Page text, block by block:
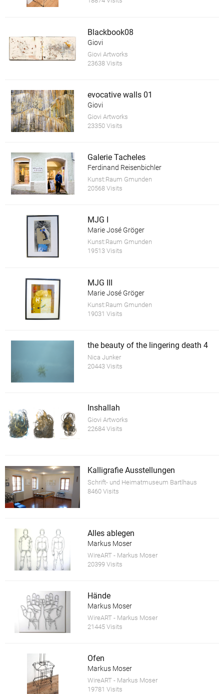
Blackbook08
Giovi
Giovi Artworks
23638 Visits
evocative walls 01
Giovi
Giovi Artworks
23350 Visits
Galerie Tacheles
Ferdinand Reisenbichler
Kunst:Raum Gmunden
20568 Visits
MJG I
Marie José Gröger
Kunst:Raum Gmunden
19513 Visits
MJG III
Marie José Gröger
Kunst:Raum Gmunden
19031 Visits
the beauty of the lingering death 4
Nica Junker
20443 Visits
Inshallah
Giovi Artworks
22684 Visits
Kalligrafie Ausstellungen
Schrift- und Heimatmuseum Bartlhaus
8460 Visits
Alles ablegen
Markus Moser
WireART - Markus Moser
20399 Visits
Hände
Markus Moser
WireART - Markus Moser
21445 Visits
Ofen
Markus Moser
WireART - Markus Moser
19781 Visits